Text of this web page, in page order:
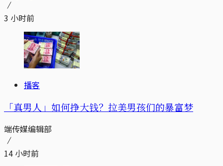
3 小时前
播客
「真男人」如何挣大钱？拉美男孩们的暴富梦
端传媒编辑部
14 小时前